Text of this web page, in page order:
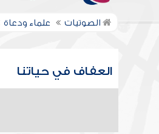
الصوتيات علماء ودعاة
العفاف في حياتنا